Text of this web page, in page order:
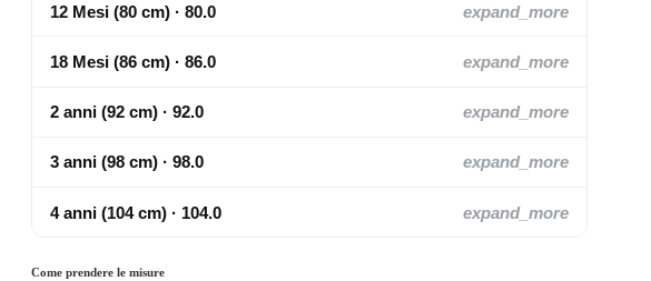
12 Mesi (80 cm) · 80.0 expand_more
18 Mesi (86 cm) · 86.0 expand_more
2 anni (92 cm) · 92.0 expand_more
3 anni (98 cm) · 98.0 expand_more
4 anni (104 cm) · 104.0 expand_more
Come prendere le misure